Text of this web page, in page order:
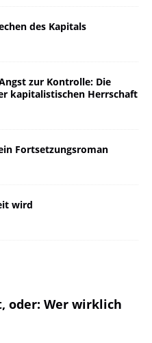
des Kapitals
zur Kontrolle: Die
kapitalistischen Herrschaft
Fortsetzungsroman
wird
oder: Wer wirklich